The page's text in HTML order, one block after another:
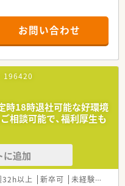
徒歩13分の立地にあり、車
す。
日20枚から30枚応需し、最新
いています。
籍し、複数の医療事務がサ
きる環境です。
れて二重のチェック体制が構
低い職場です。
クスできる空間が用意されて
が根付いています。
仕組みが確立しており、経験
組める環境です。
お問い合わせ
196420
時18時退社可能な好環境
相談可能で、福利厚生も
に追加
32h以上 新卒可 未経験可